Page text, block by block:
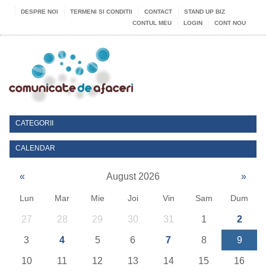
DESPRE NOI TERMENI SI CONDITII CONTACT
STAND UP BIZ
CONTUL MEU
LOGIN CONT NOU
CATEGORII
CALENDAR
« August 2026 »
Lun Mar Mie Joi Vin Sam Dum
27 28 29 30 31 1 2
3 4 5 6 7 8 9
10 11 12 13 14 15 16